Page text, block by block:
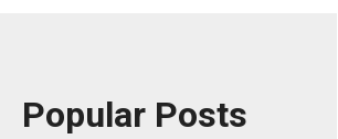
Popular Posts